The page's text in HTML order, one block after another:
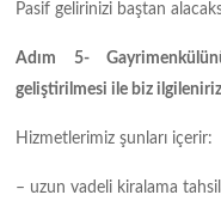
Pasif gelirinizi baştan
Adım 5-
geliştirilmesi ile biz ilgileniriz
Hizmetlerimiz şunları içerir:
– uzun vadeli kiralama